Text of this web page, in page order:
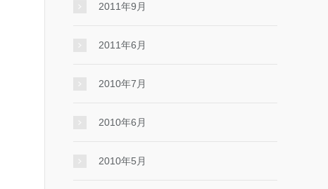
2011年9月
2011年6月
2010年7月
2010年6月
2010年5月